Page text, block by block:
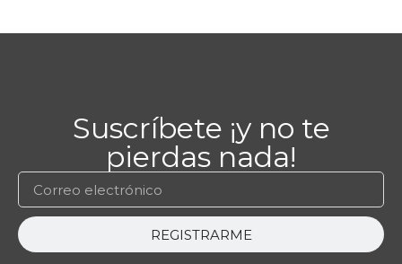
Suscríbete ¡y no te
pierdas nada!
REGISTRARME